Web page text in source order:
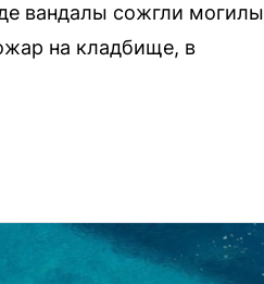
вандалы сожгли могилы
на кладбище, в